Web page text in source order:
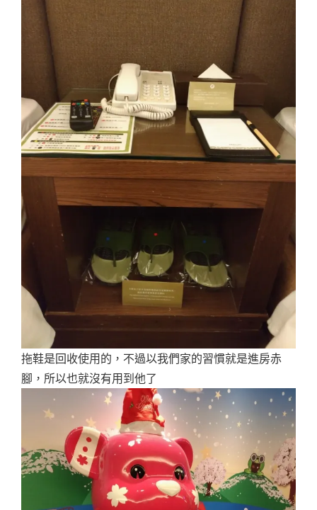
拖鞋是回收使用的，不過以我們家的習慣就是進房赤
腳，所以也就沒有用到他了